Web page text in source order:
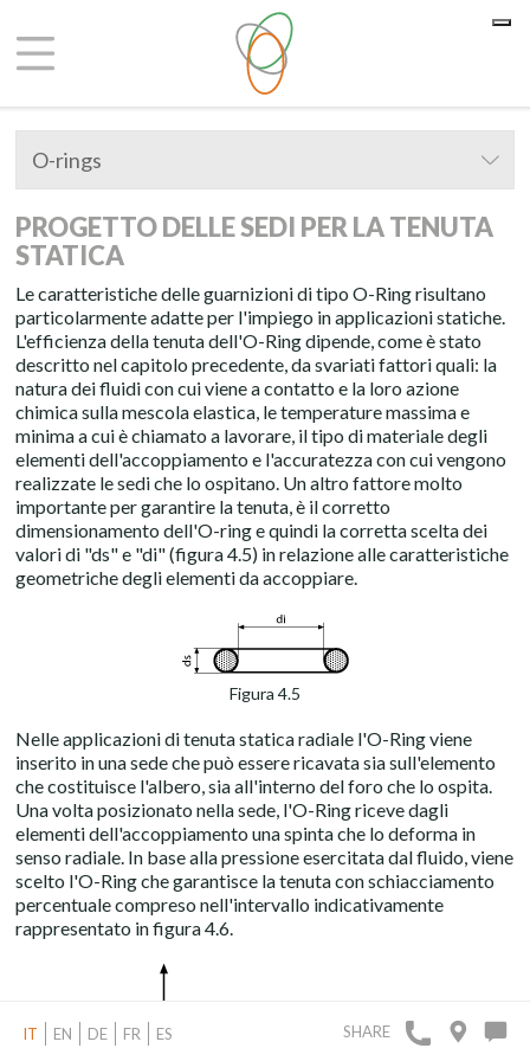
O-rings
PROGETTO DELLE SEDI PER LA TENUTA
STATICA
Le caratteristiche delle guarnizioni di tipo O-Ring risultano
particolarmente adatte per l'impiego in applicazioni statiche.
L'efficienza della tenuta dell'O-Ring dipende, come è stato
descritto nel capitolo precedente, da svariati fattori quali: la
natura dei fluidi con cui viene a contatto e la loro azione
chimica sulla mescola elastica, le temperature massima e
minima a cui è chiamato a lavorare, il tipo di materiale degli
elementi dell'accoppiamento e l'accuratezza con cui vengono
realizzate le sedi che lo ospitano. Un altro fattore molto
importante per garantire la tenuta, è il corretto
dimensionamento dell'O-ring e quindi la corretta scelta dei
valori di "ds" e "di" (figura 4.5) in relazione alle caratteristiche
geometriche degli elementi da accoppiare.
Figura 4.5
Nelle applicazioni di tenuta statica radiale l'O-Ring viene
inserito in una sede che può essere ricavata sia sull'elemento
che costituisce l'albero, sia all'interno del foro che lo ospita.
Una volta posizionato nella sede, l'O-Ring riceve dagli
elementi dell'accoppiamento una spinta che lo deforma in
senso radiale. In base alla pressione esercitata dal fluido, viene
scelto l'O-Ring che garantisce la tenuta con schiacciamento
percentuale compreso nell'intervallo indicativamente
rappresentato in figura 4.6.
IT EN DE FR ES SHARE
Informativa sulla raccolta
Le tue preferenze relative alla privacy